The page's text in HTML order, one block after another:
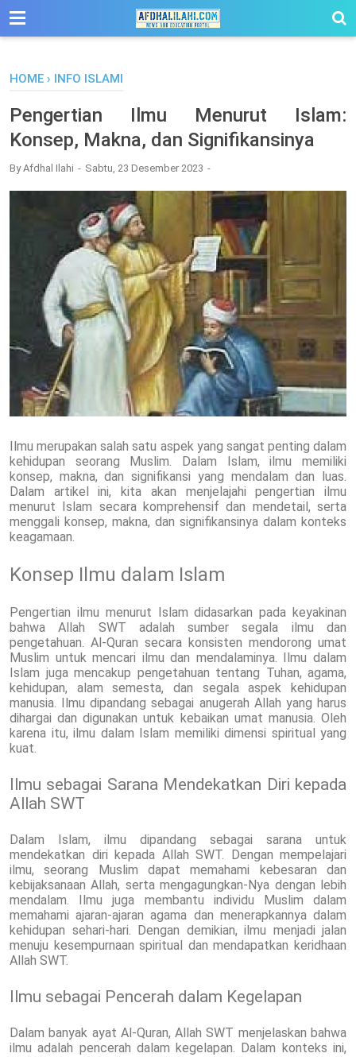
-->
HOME › INFO ISLAMI
Pengertian Ilmu Menurut Islam:
Konsep, Makna, dan Signifikansinya
ByAfdhal Ilahi Sabtu, 23 Desember 2023
Ilmu merupakan salah satu aspek yang sangat penting dalam
kehidupan seorang Muslim. Dalam Islam, ilmu memiliki
konsep, makna, dan signifikansi yang mendalam dan luas.
Dalam artikel ini, kita akan menjelajahi pengertian ilmu
menurut Islam secara komprehensif dan mendetail, serta
menggali konsep, makna, dan signifikansinya dalam konteks
keagamaan.
Konsep Ilmu dalam Islam
Pengertian ilmu menurut Islam didasarkan pada keyakinan
bahwa Allah SWT adalah sumber segala ilmu dan
pengetahuan. Al-Quran secara konsisten mendorong umat
Muslim untuk mencari ilmu dan mendalaminya. Ilmu dalam
Islam juga mencakup pengetahuan tentang Tuhan, agama,
kehidupan, alam semesta, dan segala aspek kehidupan
manusia. Ilmu dipandang sebagai anugerah Allah yang harus
dihargai dan digunakan untuk kebaikan umat manusia. Oleh
karena itu, ilmu dalam Islam memiliki dimensi spiritual yang
kuat.
Ilmu sebagai Sarana Mendekatkan Diri kepada
Allah SWT
Dalam Islam, ilmu dipandang sebagai sarana untuk
mendekatkan diri kepada Allah SWT. Dengan mempelajari
ilmu, seorang Muslim dapat memahami kebesaran dan
kebijaksanaan Allah, serta mengagungkan-Nya dengan lebih
mendalam. Ilmu juga membantu individu Muslim dalam
memahami ajaran-ajaran agama dan menerapkannya dalam
kehidupan sehari-hari. Dengan demikian, ilmu menjadi jalan
menuju kesempurnaan spiritual dan mendapatkan keridhaan
Allah SWT.
Ilmu sebagai Pencerah dalam Kegelapan
Dalam banyak ayat Al-Quran, Allah SWT menjelaskan bahwa
ilmu adalah pencerah dalam kegelapan. Dalam konteks ini,